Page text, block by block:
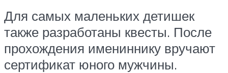
Для самых маленьких детишек
также разработаны квесты. После
прохождения имениннику вручают
сертификат юного мужчины.